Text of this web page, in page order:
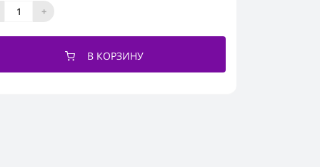
+
В КОРЗИНУ